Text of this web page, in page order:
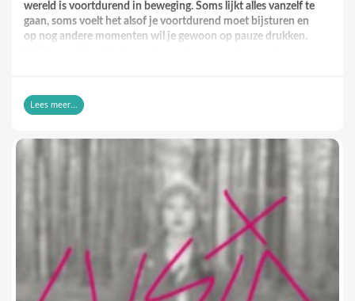
wereld is voortdurend in beweging. Soms lijkt alles vanzelf te
gaan, soms voelt het alsof je voortdurend moet bijsturen en
op nog andere momenten wil je gewoon op pauze drukken.
eenvoudige en tegelijk herkenbare vraag: waarom doe ik wat
ik doe, en doet het er eigenlijk toe?
mooie en uitdagende onderwerpen, maar niet voor de hand
liggend om er muzikaal iets mee te doen. En al zeker niet in
het Nederlands. Als je vragen van een dergelijk niveau
opwerpt, heb je als luisteraar graag een antwoord of een begin
van een antwoord, terwijl dat op deze single helemaal open
blijft. Met de strijkersarrangementen erbij wordt de lat door
MURI nog hoger gelegd. En dan zit er nog een soort
handpan/steeldrum-geluid in het ritme (ik kan het niet beter
omschrijven) dat we in de jaren ’70 en ’80 als lichtvoetig
exotisch bestempelden, maar waar ik hier geen verbinding
mee voel tot de thematiek.
Lees meer...